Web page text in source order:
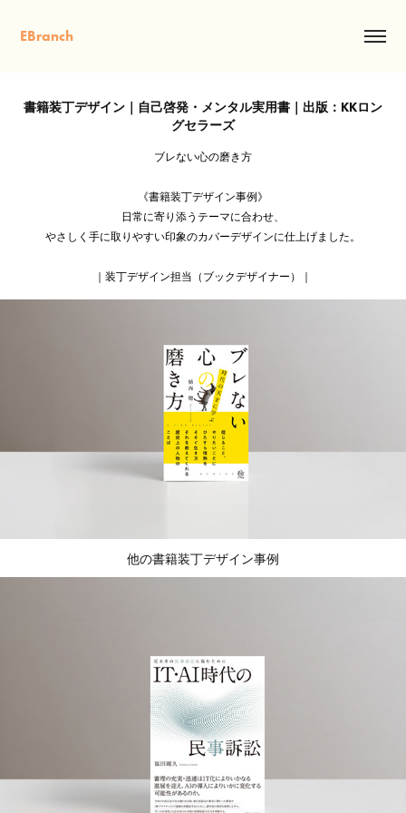
EBranch
書籍装丁デザイン｜自己啓発・メンタル実用書｜出版：KKロン
グセラーズ
ブレない心の磨き方
《書籍装丁デザイン事例》
日常に寄り添うテーマに合わせ、
やさしく手に取りやすい印象のカバーデザインに仕上げました。
｜装丁デザイン担当（ブックデザイナー）｜
他の書籍装丁デザイン事例